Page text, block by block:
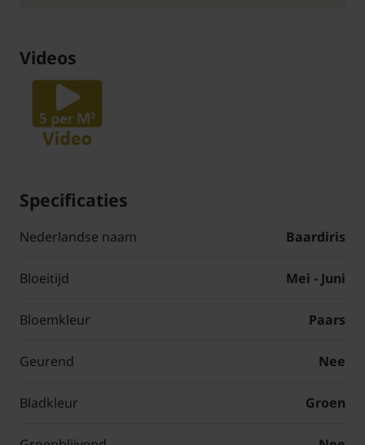
Videos
Specificaties
Nederlandse naam Baardiris
Bloeitijd Mei - Juni
Bloemkleur Paars
Geurend Nee
Bladkleur Groen